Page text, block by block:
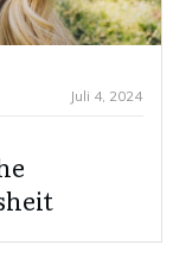
Juli 4, 2024